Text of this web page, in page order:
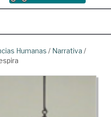
Humanas / Narrativa /